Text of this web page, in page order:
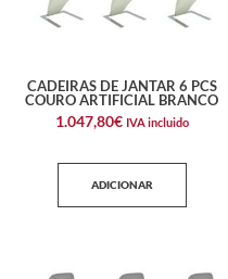
CADEIRAS DE JANTAR 6 PCS
COURO ARTIFICIAL BRANCO
1.047,80€ IVA incluido
ADICIONAR